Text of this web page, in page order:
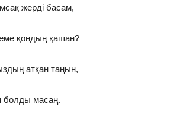
жерді басам,
қондың қашан?
атқан таңын,
болды масаң.